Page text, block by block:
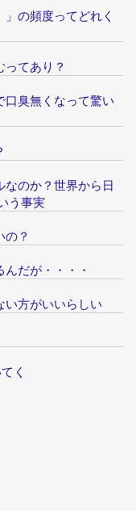
の頻度ってどれく
ってあり？
口臭無くなって驚い
のか？世界から日
う事実
？
だが・・・・
い方がいいらしい
く